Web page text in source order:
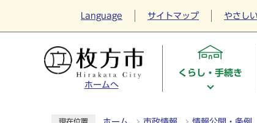
Language サイトマップ やさし
ホームへ
くらし・手続き
現在位置